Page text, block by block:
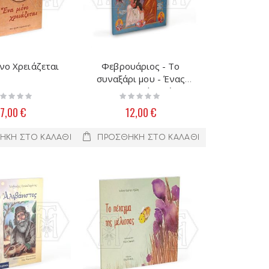
Χρειάζεται
7,00 €
ΣΤΟ ΚΑΛΆΘΙ
Φεβρουάριος - Το
συναξάρι μου - Ένας
Άγιος για κάθε μέρα
Rating:
12,00 €
ΠΡΟΣΘΉΚΗ ΣΤΟ ΚΑΛΆΘΙ